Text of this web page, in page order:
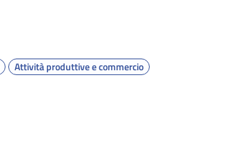
Attività produttive e commercio